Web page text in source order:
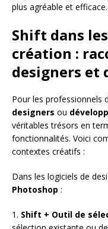
plus agréable et efficace.
Shift dans
création :
designers et
Pour les professionnels
designers ou
véritables trésors en
fonctionnalités. Voici
contextes créatifs :
Dans les logiciels de
Photoshop :
1. Shift + Outil de